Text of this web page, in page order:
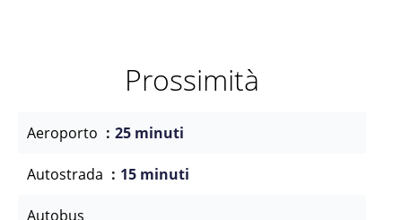
Prossimità
Aeroporto 25 minuti
Autostrada 15 minuti
Autobus